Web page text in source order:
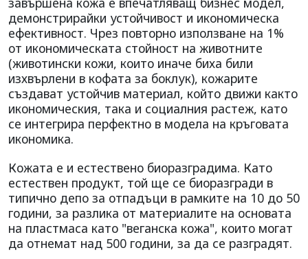
демонстрирайки устойчивост и икономическа
ефективност. Чрез повторно използване на 1%
от икономическата стойност на животните
(животински кожи, които иначе биха били
изхвърлени в кофата за боклук), кожарите
създават устойчив материал, който движи както
икономическия, така и социалния растеж, като
се интегрира перфектно в модела на кръговата
икономика.
Кожата е и естествено биоразградима. Като
естествен продукт, той ще се биоразгради в
типично депо за отпадъци в рамките на 10 до 50
години, за разлика от материалите на основата
на пластмаса като "веганска кожа", които могат
да отнемат над 500 години, за да се разградят.